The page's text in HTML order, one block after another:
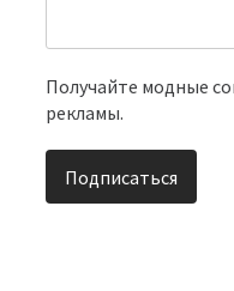
Получайте модные
рекламы.